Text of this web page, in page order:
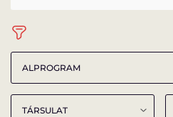
ORSZÁGJÁRÁS